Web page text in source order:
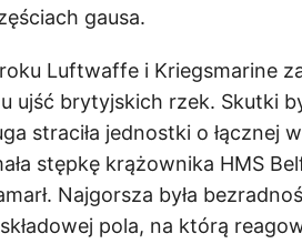
gausa.
Luftwaffe i Kriegsmarine
ujść brytyjskich rzek. Skutki
straciła jednostki o
stępkę krążownika HMS
Najgorsza była
pola, na którą